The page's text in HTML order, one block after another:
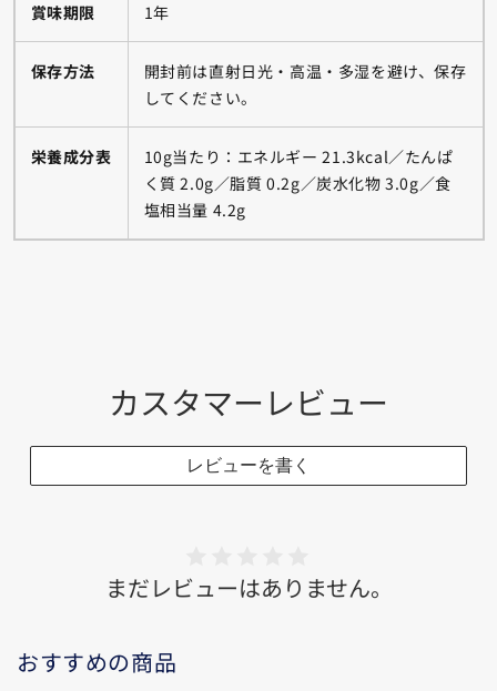
賞味期限 1年
保存方法
開封前は直射日光・高温・多湿を避け、保存
してください。
栄養成分表
10g当たり：エネルギー 21.3kcal／たんぱ
く質 2.0g／脂質 0.2g／炭水化物 3.0g／食
塩相当量 4.2g
カスタマーレビュー
レビューを書く
まだレビューはありません。
おすすめの商品